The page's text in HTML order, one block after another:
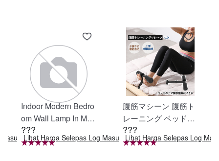
Indoor Modern Bedro
om Wall Lamp In Matt
e Black, Iron Clear Gl
ass Shade,4-Lights E
???
Lihat Harga Selepas Log Masuk
腹筋マシーン 腹筋ト
レーニング ベッド固
定 足固定 腹筋器具
腹筋マシン 足を押さ
???
Lihat Harga Selepas Log